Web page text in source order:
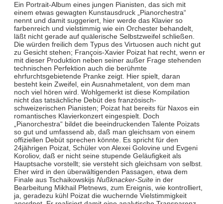
Ein Portrait-Album eines jungen Pianisten, das sich mit
einem etwas gewagten Kunstausdruck „Pianorchestra“
nennt und damit suggeriert, hier werde das Klavier so
farbenreich und vielstimmig wie ein Orchester behandelt,
läßt nicht gerade auf quälerische Selbstzweifel schließen.
Die würden freilich dem Typus des Virtuosen auch nicht gut
zu Gesicht stehen; François-Xavier Poizat hat recht, wenn er
mit dieser Produktion neben seiner außer Frage stehenden
technischen Perfektion auch die berühmte
ehrfurchtsgebietende Pranke zeigt. Hier spielt, daran
besteht kein Zweifel, ein Ausnahmetalent, von dem man
noch viel hören wird. Wohlgemerkt ist diese Kompilation
nicht das tatsächliche Debüt des französisch-
schweizerischen Pianisten; Poizat hat bereits für Naxos ein
romantisches Klavierkonzert eingespielt. Doch
„Pianorchestra“ bildet die beeindruckenden Talente Poizats
so gut und umfassend ab, daß man gleichsam von einem
offiziellen Debüt sprechen könnte. Es spricht für den
24jährigen Poizat, Schüler von Alexei Golovine und Evgeni
Koroliov, daß er nicht seine stupende Geläufigkeit als
Hauptsache vorstellt; sie versteht sich gleichsam von selbst.
Eher wird in den überwältigenden Passagen, etwa dem
Finale aus Tschaikowskijs Nußknacker-Suitein der
Bearbeitung Mikhail Pletnews, zum Ereignis, wie kontrolliert,
ja, geradezu kühl Poizat die wuchernde Vielstimmigkeit